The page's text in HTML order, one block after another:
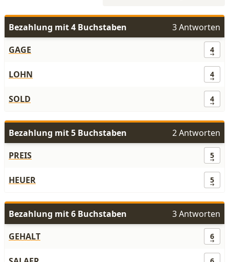
Bezahlung mit 4 Buchstaben
3 Antworten
GAGE
4
LOHN 4
SOLD 4
Bezahlung mit 5 Buchstaben
2 Antworten
PREIS
5
HEUER 5
Bezahlung mit 6 Buchstaben
3 Antworten
GEHALT
6